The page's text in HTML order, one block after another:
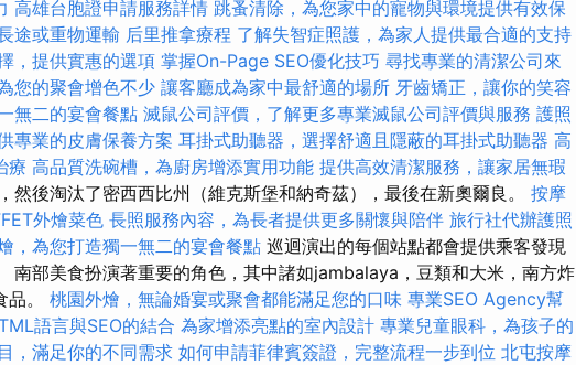
高雄台胞證申請服務詳情 跳蚤清除，為您家中的寵物與環境提供有效保
途或重物運輸 后里推拿療程 了解失智症照護，為家人提供最合適的支持
，提供實惠的選項 掌握On-Page SEO優化技巧 尋找專業的清潔公司來
您的聚會增色不少 讓客廳成為家中最舒適的場所 牙齒矯正，讓你的笑容
無二的宴會餐點 滅鼠公司評價，了解更多專業滅鼠公司評價與服務 護照
專業的皮膚保養方案 耳掛式助聽器，選擇舒適且隱蔽的耳掛式助聽器 高
療 高品質洗碗槽，為廚房增添實用功能 提供高效清潔服務，讓家居無瑕
然後淘汰了密西西比州（維克斯堡和納奇茲），最後在新奧爾良。 按摩
外燴菜色 長照服務內容，為長者提供更多關懷與陪伴 旅行社代辦護照
，為您打造獨一無二的宴會餐點 巡迴演出的每個站點都會提供乘客發現
南部美食扮演著重要的角色，其中諸如jambalaya，豆類和大米，南方炸
。 桃園外燴，無論婚宴或聚會都能滿足您的口味 專業SEO Agency幫
語言與SEO的結合 為家增添亮點的室內設計 專業兒童眼科，為孩子的
，滿足你的不同需求 如何申請菲律賓簽證，完整流程一步到位 北屯按摩